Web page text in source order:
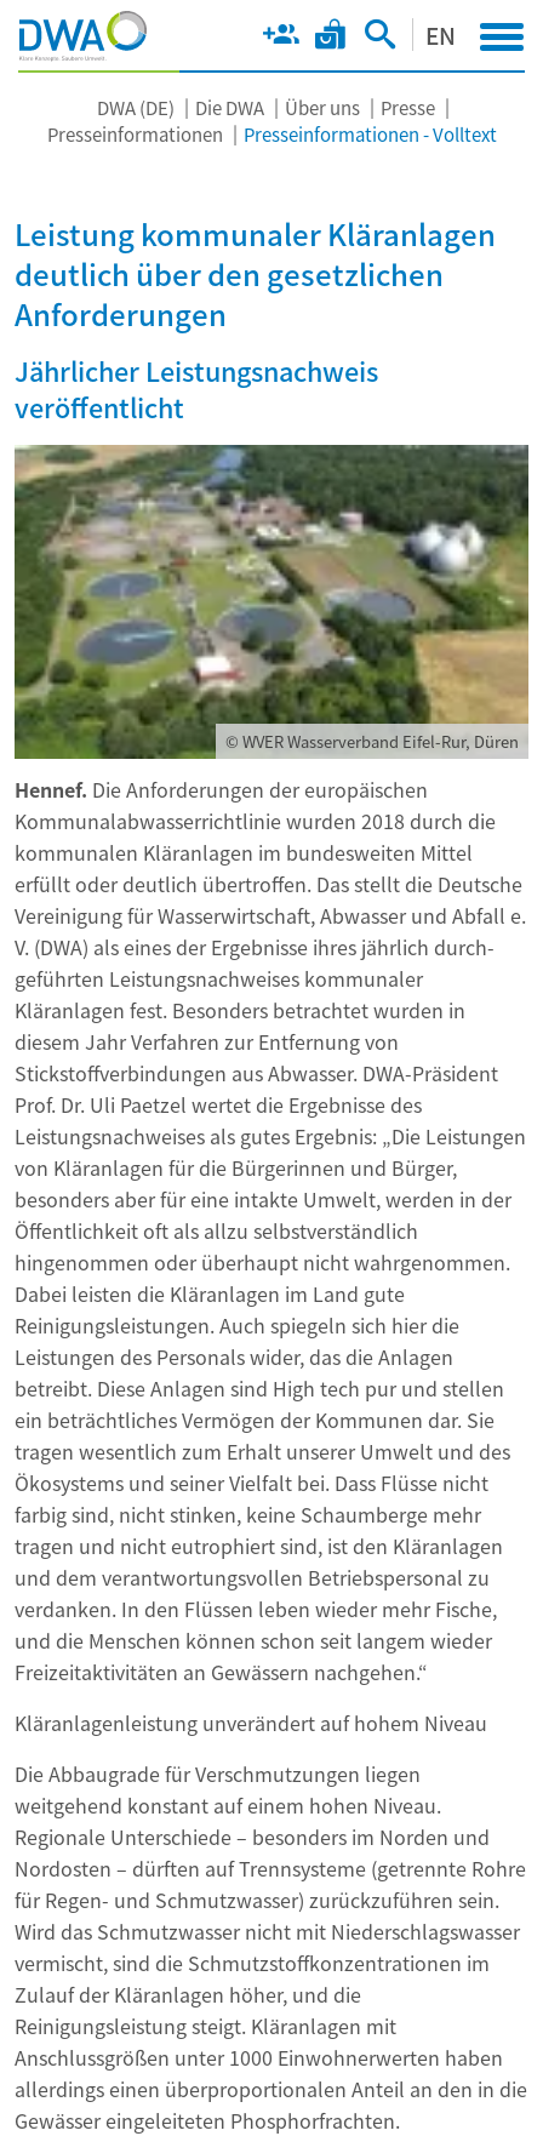
EN
DWA (DE) Die DWA Über uns
Presse
Presseinformationen
Presseinformationen - Volltext
Leistung kommunaler Kläranlagen
deutlich über den gesetzlichen
Anforderungen
Jährlicher Leistungsnachweis
veröffentlicht
© WVER Wasserverband Eifel-Rur, Düren
Hennef. Die Anforderungen der europäischen
Kommunalabwasserrichtlinie wurden 2018 durch die
kommunalen Kläranlagen im bundesweiten Mittel
erfüllt oder deutlich übertroffen. Das stellt die Deutsche
Vereinigung für Wasserwirtschaft, Abwasser und Abfall e.
V. (DWA) als eines der Ergebnisse ihres jährlich durch­
geführten Leistungsnachweises kommunaler
Kläranlagen fest. Besonders betrachtet wurden in
diesem Jahr Verfahren zur Entfernung von
Stickstoffverbindungen aus Abwasser. DWA-Präsident
Prof. Dr. Uli Paetzel wertet die Ergebnisse des
Leistungsnachweises als gutes Ergebnis: „Die Leistungen
von Kläranlagen für die Bürgerinnen und Bürger,
besonders aber für eine intakte Umwelt, werden in der
Öffentlichkeit oft als allzu selbstverständlich
hingenommen oder überhaupt nicht wahrgenommen.
Dabei leisten die Kläranlagen im Land gute
Reinigungsleistungen. Auch spiegeln sich hier die
Leistungen des Personals wider, das die Anlagen
betreibt. Diese Anlagen sind High tech pur und stellen
ein beträchtliches Vermögen der Kommunen dar. Sie
tragen wesentlich zum Erhalt unserer Umwelt und des
Ökosystems und seiner Vielfalt bei. Dass Flüsse nicht
farbig sind, nicht stinken, keine Schaumberge mehr
tragen und nicht eutrophiert sind, ist den Kläranlagen
und dem verantwortungsvollen Betriebspersonal zu
verdanken. In den Flüssen leben wieder mehr Fische,
und die Menschen können schon seit langem wieder
Freizeitaktivitäten an Gewässern nachgehen.“
Kläranlagenleistung unverändert auf hohem Niveau
Die Abbaugrade für Verschmutzungen liegen
weitgehend konstant auf einem hohen Niveau.
Regionale Unterschiede – besonders im Norden und
Nordosten – dürften auf Trennsysteme (getrennte Rohre
für Regen- und Schmutzwasser) zurückzuführen sein.
Wird das Schmutzwasser nicht mit Niederschlagswasser
vermischt, sind die Schmutzstoffkonzentrationen im
Zulauf der Kläranlagen höher, und die
Reinigungsleistung steigt. Kläranlagen mit
Anschlussgrößen unter 1000 Einwohnerwerten haben
allerdings einen überproportionalen Anteil an den in die
Gewässer eingeleiteten Phosphorfrachten.